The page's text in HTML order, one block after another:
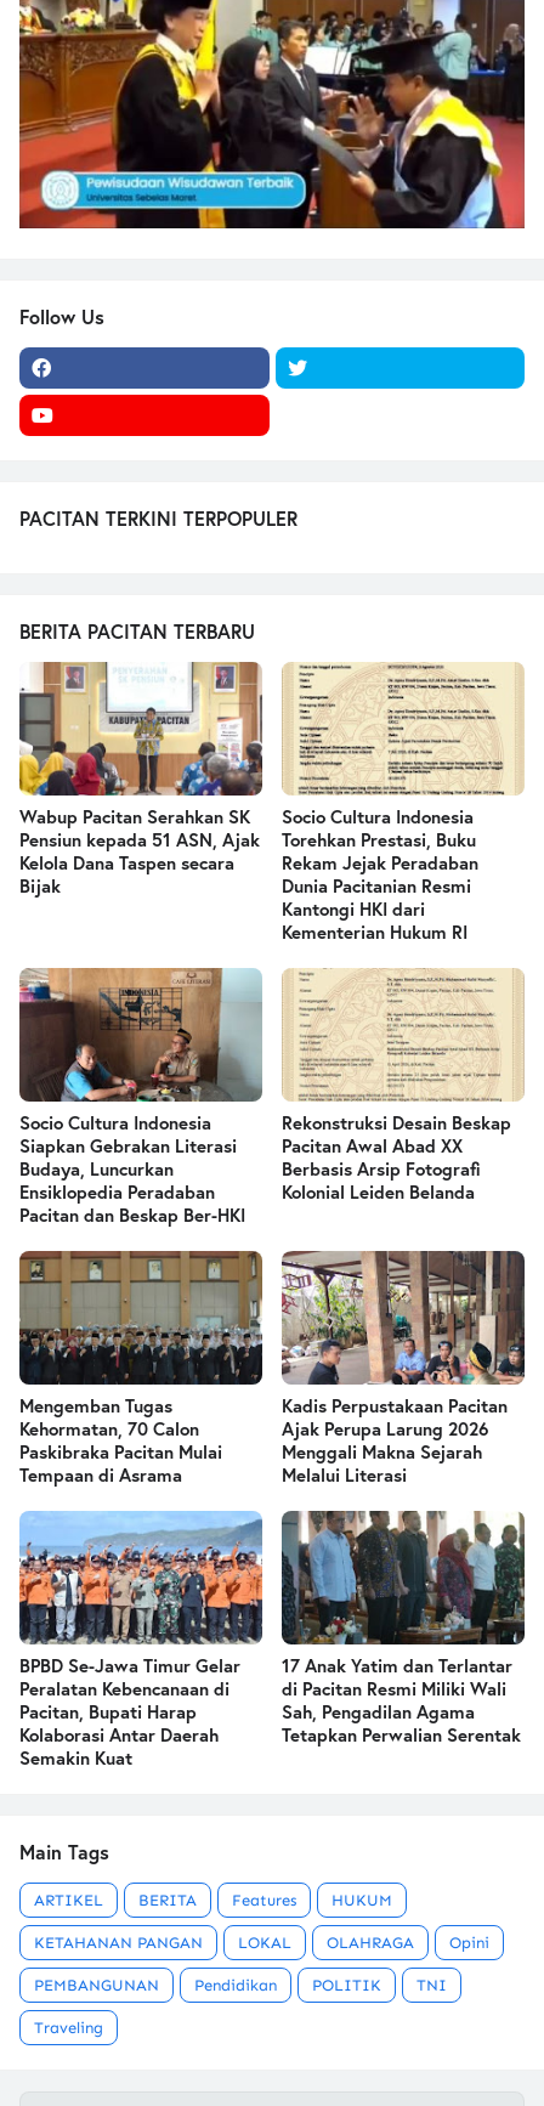
Follow Us
PACITAN TERKINI TERPOPULER
BERITA PACITAN TERBARU
Wabup Pacitan Serahkan SK
Pensiun kepada 51 ASN, Ajak
Kelola Dana Taspen secara
Bijak
Socio Cultura Indonesia
Torehkan Prestasi, Buku
Rekam Jejak Peradaban
Dunia Pacitanian Resmi
Kantongi HKI dari
Kementerian Hukum RI
Socio Cultura Indonesia
Siapkan Gebrakan Literasi
Budaya, Luncurkan
Ensiklopedia Peradaban
Pacitan dan Beskap Ber-HKI
Rekonstruksi Desain Beskap
Pacitan Awal Abad XX
Berbasis Arsip Fotografi
Kolonial Leiden Belanda
Mengemban Tugas
Kehormatan, 70 Calon
Paskibraka Pacitan Mulai
Tempaan di Asrama
Kadis Perpustakaan Pacitan
Ajak Perupa Larung 2026
Menggali Makna Sejarah
Melalui Literasi
BPBD Se-Jawa Timur Gelar
Peralatan Kebencanaan di
Pacitan, Bupati Harap
Kolaborasi Antar Daerah
Semakin Kuat
17 Anak Yatim dan Terlantar
di Pacitan Resmi Miliki Wali
Sah, Pengadilan Agama
Tetapkan Perwalian Serentak
Main Tags
ARTIKEL BERITA Features HUKUM
KETAHANAN PANGAN LOKAL OLAHRAGA Opini
PEMBANGUNAN Pendidikan POLITIK TNI
Traveling